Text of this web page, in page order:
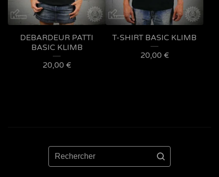
DEBARDEUR PATTI
BASIC KLIMB
20,00 €
T-SHIRT BASIC KLIMB
20,00 €
Rechercher